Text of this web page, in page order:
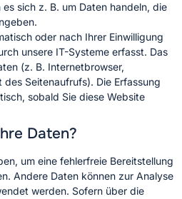
sich z. B. um Daten handeln, die
oder nach Ihrer Einwilligung
unsere IT-Systeme erfasst. Das
(z. B. Internetbrowser,
Seitenaufrufs). Die Erfassung
sobald Sie diese Website
Daten?
um eine fehlerfreie Bereitstellung
Andere Daten können zur Analyse
werden. Sofern über die